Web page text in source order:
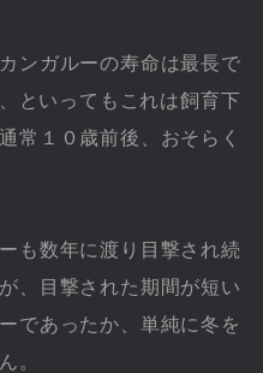
ンガルーの寿命は最長で
といってもこれは飼育下
常１０歳前後、おそらく
も数年に渡り目撃され続
、目撃された期間が短い
であったか、単純に冬を
。